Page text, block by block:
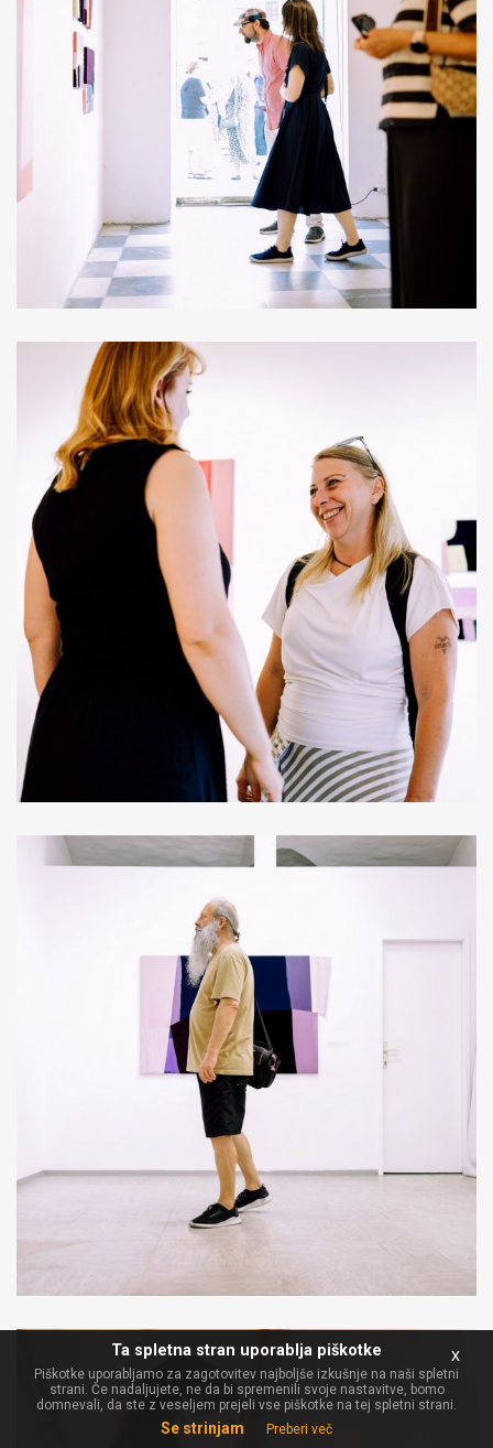
Ta spletna stran uporablja piškotke
Piškotke uporabljamo za zagotovitev najboljše izkušnje na naši spletni
strani. Če nadaljujete, ne da bi spremenili svoje nastavitve, bomo
domnevali, da ste z veseljem prejeli vse piškotke na tej spletni strani.
Se strinjam Preberi več
x